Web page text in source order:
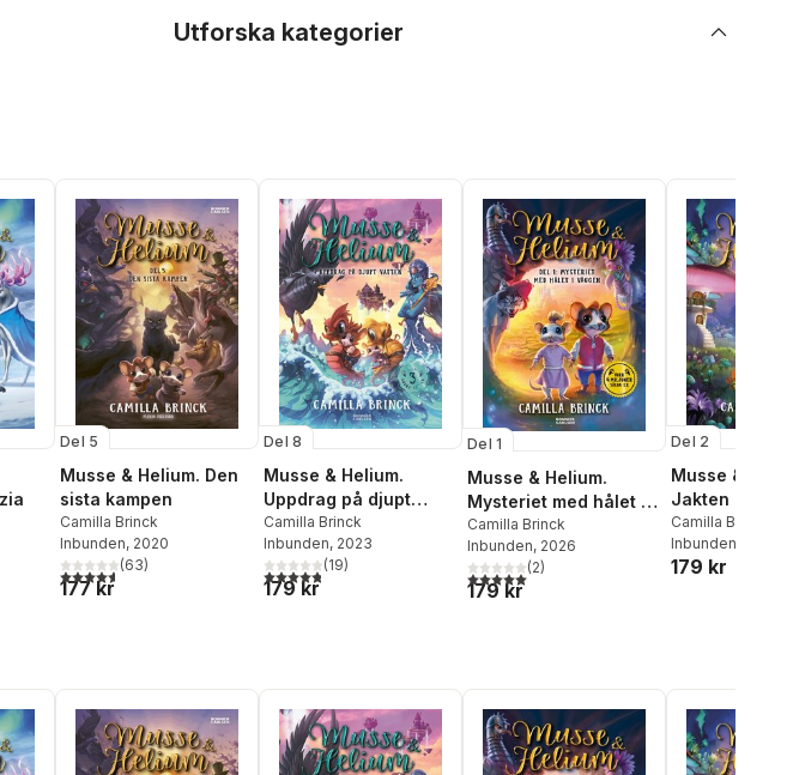
Utforska kategorier
antal röster:
Del 5
Musse & Helium. Den
sista kampen
Camilla Brinck
Inbunden, 2020
4,6utav 5 stjärnor. Totalt antal röster:
(63)
177 kr
Del 8
Musse & Helium.
Uppdrag på djupt
vatten
Camilla Brinck
Inbunden, 2023
4,8utav 5 stjärnor. Totalt antal röster:
(19)
179 kr
Del 1
Musse & Helium.
Mysteriet med hålet i
väggen
Camilla Brinck
Inbunden, 2026
5,0utav 5 stjärnor. Totalt antal röster:
(2)
179 kr
Del 2
Musse &
Jakten på
Camilla Brinck
Inbunden
179 kr